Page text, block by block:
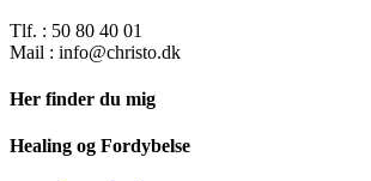
Tlf. : 50 80 40 01
Mail : info@christo.dk
Her finder du mig
Healing og Fordybelse